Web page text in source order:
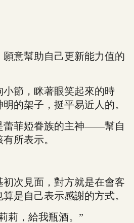
意幫助自己更新能力值的
節，眯著眼笑起來的時
的架子，挺平易近人的。
菲婭眷族的主神——幫自
所表示。
次見面，對方就是在會客
是自己表示感謝的方式。
，給我瓶酒。”